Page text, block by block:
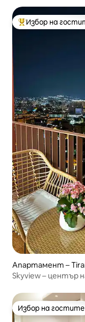
Най-популярен
Избор на
Апартамент –
Skyview – център
Избор на гостите
Избор на гостите